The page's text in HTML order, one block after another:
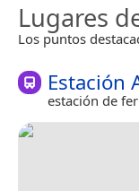
Lugares
Los puntos
Estación
estación de